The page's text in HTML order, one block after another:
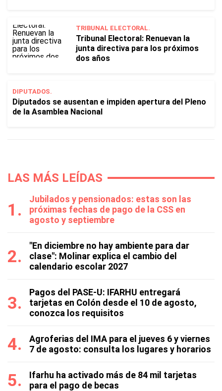
TRIBUNAL ELECTORAL.
Tribunal Electoral: Renuevan la
junta directiva para los próximos
dos años
DIPUTADOS.
Diputados se ausentan e impiden apertura del Pleno
de la Asamblea Nacional
LAS MÁS LEÍDAS
Jubilados y pensionados: estas son las
próximas fechas de pago de la CSS en
agosto y septiembre
"En diciembre no hay ambiente para dar
clase": Molinar explica el cambio del
calendario escolar 2027
Pagos del PASE-U: IFARHU entregará
tarjetas en Colón desde el 10 de agosto,
conozca los requisitos
Agroferias del IMA para el jueves 6 y viernes
7 de agosto: consulta los lugares y horarios
Ifarhu ha activado más de 84 mil tarjetas
para el pago de becas